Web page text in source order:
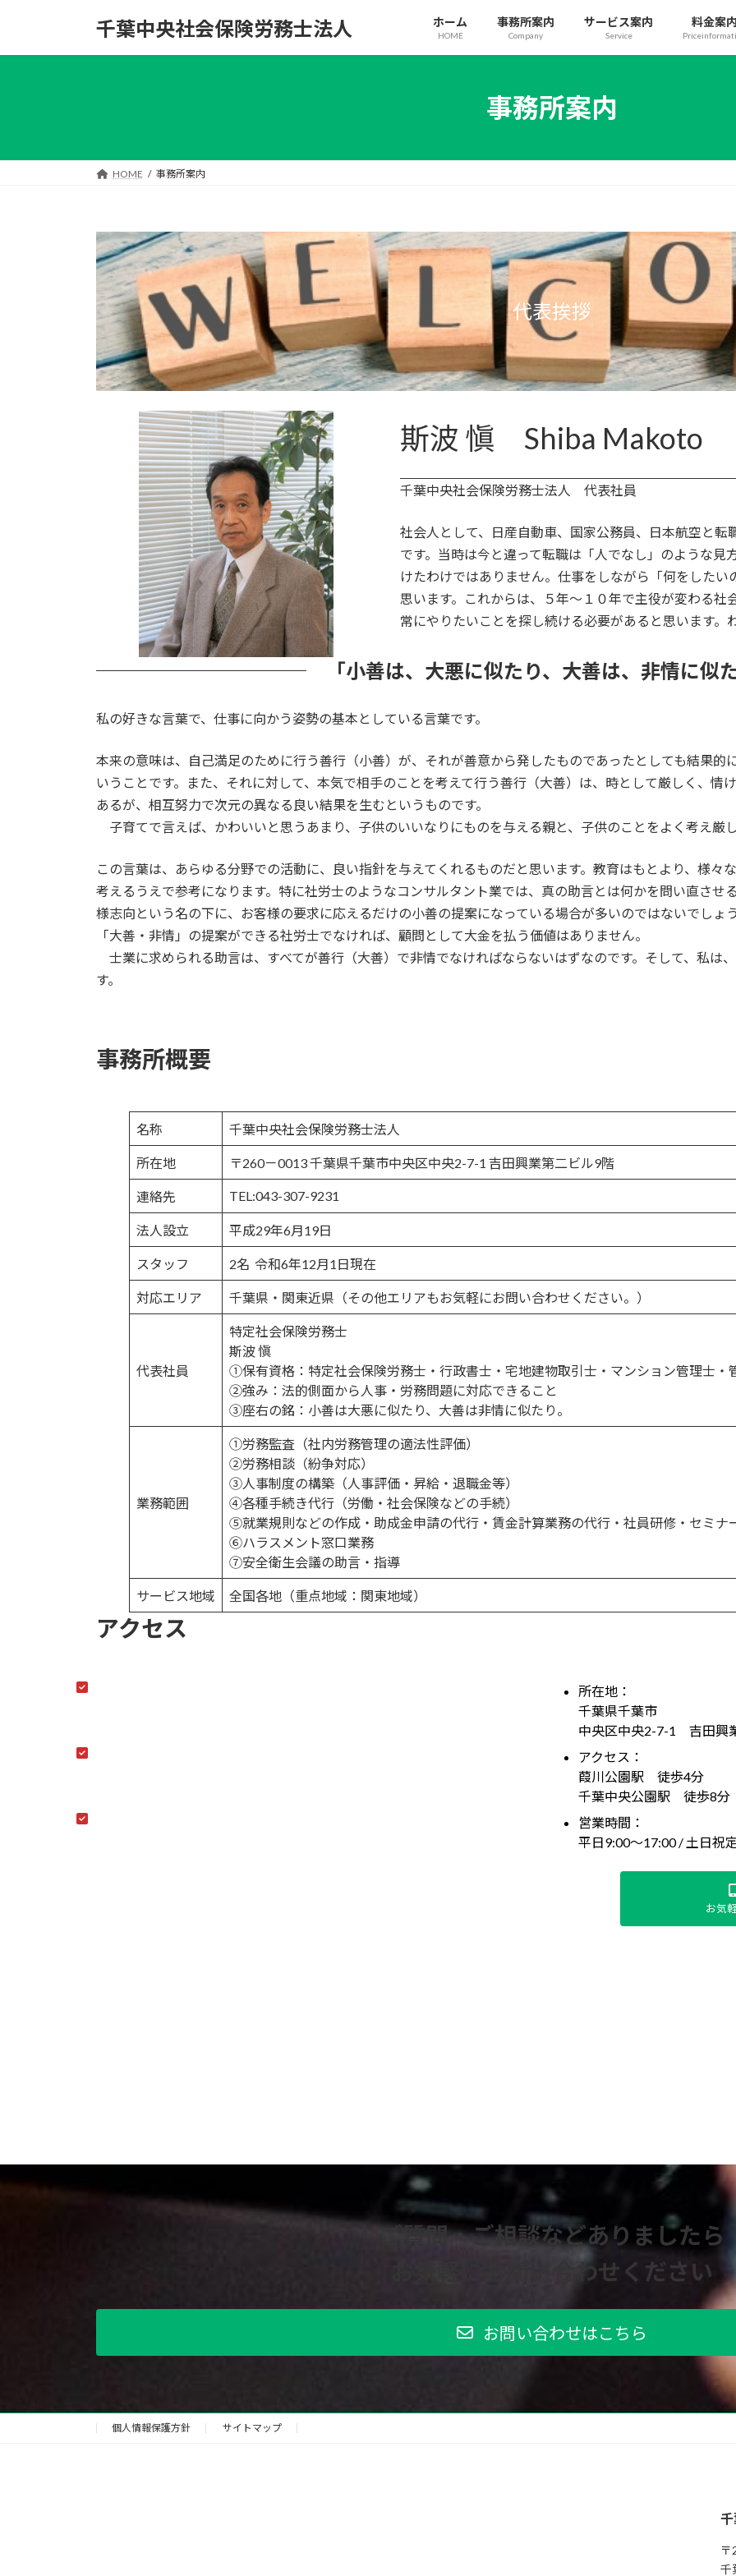
千葉中央社会保険労務士法人 ホーム
HOME
事務所案内
Company
サービス案内
Service
料金案内
事務所案内
HOME 事務所案内
代表挨拶
斯波 愼 Shiba Makoto
千葉中央社会保険労務士法人 代表社員
社会人として、日産自動車、国家公務員、日本航空と
です。当時は今と違って転職は「人でなし」のような
けたわけではありません。仕事をしながら「何をした
思います。これからは、５年～１０年で主役が変わる社会
常にやりたいことを探し続ける必要があると思います。
「小善は、大悪に似たり、大善は、非情に似た
私の好きな言葉で、仕事に向かう姿勢の基本としている言葉です。
本来の意味は、自己満足のために行う善行（小善）が、それが善意から発したものであったとしても結果的
いうことです。また、それに対して、本気で相手のことを考えて行う善行（大善）は、時として厳しく、情
あるが、相互努力で次元の異なる良い結果を生むというものです。
子育てで言えば、かわいいと思うあまり、子供のいいなりにものを与える親と、子供のことをよく考え厳
この言葉は、あらゆる分野での活動に、良い指針を与えてくれるものだと思います。教育はもとより、様々
考えるうえで参考になります。特に社労士のようなコンサルタント業では、真の助言とは何かを問い直させ
様志向という名の下に、お客様の要求に応えるだけの小善の提案になっている場合が多いのではないでしょ
「大善・非情」の提案ができる社労士でなければ、顧問として大金を払う価値はありません。
士業に求められる助言は、すべてが善行（大善）で非情でなければならないはずなのです。そして、私は
す。
事務所概要
名称 千葉中央社会保険労務士法人
所在地 〒260－0013 千葉県千葉市中央区中央2-7-1 吉田興業第二ビル9階
連絡先 TEL:043-307-9231
法人設立 平成29年6月19日
スタッフ 2名 令和6年12月1日現在
対応エリア 千葉県・関東近県（その他エリアもお気軽にお問い合わせください。）
代表社員
特定社会保険労務士
斯波 愼
①保有資格：特定社会保険労務士・行政書士・宅地建物取引士・マンション管理士・
②強み：法的側面から人事・労務問題に対応できること
③座右の銘：小善は大悪に似たり、大善は非情に似たり。
業務範囲
①労務監査（社内労務管理の適法性評価）
②労務相談（紛争対応）
③人事制度の構築（人事評価・昇給・退職金等）
④各種手続き代行（労働・社会保険などの手続）
⑤就業規則などの作成・助成金申請の代行・賃金計算業務の代行・社員研修・セミナ
⑥ハラスメント窓口業務
⑦安全衛生会議の助言・指導
サービス地域 全国各地（重点地域：関東地域）
アクセス
所在地：
千葉県千葉市
中央区中央2-7-1 吉田興
アクセス：
葭川公園駅 徒歩4分
千葉中央公園駅 徒歩8分
営業時間：
平日9:00～17:00 / 土日祝
お気
ご質問・ご相談などありましたら
お気軽にお問い合わせください
お問い合わせはこちら
個人情報保護方針 サイトマップ
〒
千